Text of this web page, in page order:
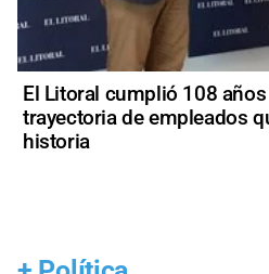
El Litoral cumplió 108
trayectoria de empleados
historia